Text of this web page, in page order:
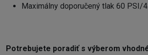
Maximálny doporučený tlak 60 PSI/
Potrebujete poradiť s výberom